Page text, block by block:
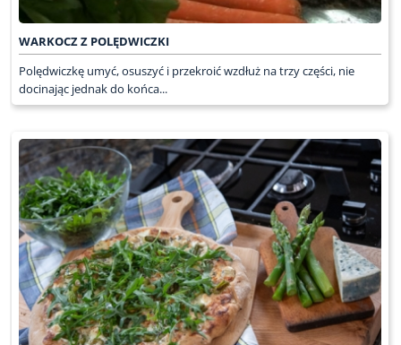
WARKOCZ Z POLĘDWICZKI
Polędwiczkę umyć, osuszyć i przekroić wzdłuż na trzy części, nie
docinając jednak do końca...